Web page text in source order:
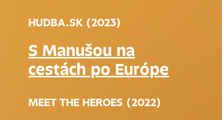
HUDBA.SK (2023)
S Manušou na
cestách po Európe
MEET THE HEROES (2022)